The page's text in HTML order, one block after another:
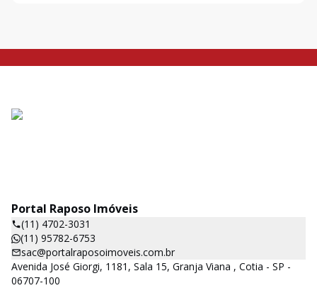
Portal Raposo Imóveis
(11) 4702-3031
(11) 95782-6753
sac@portalraposoimoveis.com.br
Avenida José Giorgi, 1181, Sala 15, Granja Viana , Cotia - SP -
06707-100